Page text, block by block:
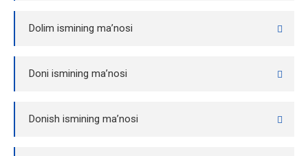
Dolim ismining ma’nosi
Doni ismining ma’nosi
Donish ismining ma’nosi